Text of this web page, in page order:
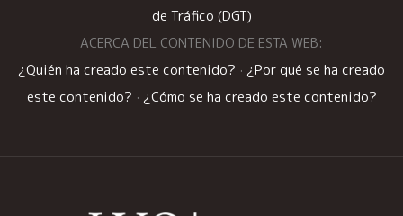
de Tráfico (DGT)
ACERCA DEL CONTENIDO DE ESTA WEB:
¿Quién ha creado este contenido? · ¿Por qué se ha creado
este contenido? · ¿Cómo se ha creado este contenido?